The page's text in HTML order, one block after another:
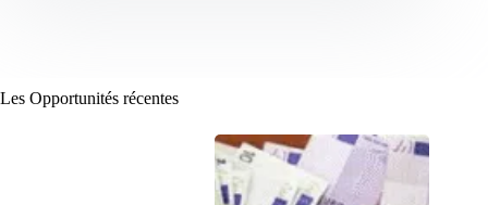
Les Opportunités récentes